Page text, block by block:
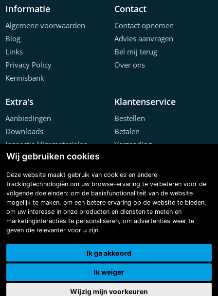
Informatie
Algemene voorwaarden
Blog
Links
Privacy Policy
Kennisbank
Contact
Contact opnemen
Advies aanvragen
Bel mij terug
Over ons
Extra's
Aanbiedingen
Downloads
Inspectie klimmaterialen
Offerte configurator
Projecten
Klantenservice
Bestellen
Betalen
Verzending
Klachten
| Powered byBO Creator DXP®
Wij gebruiken cookies
Deze website maakt gebruik van cookies en andere
trackingtechnologiën om uw browse-ervaring te verbeteren voor de
volgende doeleinden: om de basisfunctionaliteit van de website
mogelijk te maken, om een betere ervaring op de website te bieden,
om uw interesse in onze producten en diensten te meten en
marketinginteracties te personaliseren, om advertenties weer te
geven die relevanter voor u zijn.
Ik ga akkoord
Ik weiger
Wijzig mijn voorkeuren